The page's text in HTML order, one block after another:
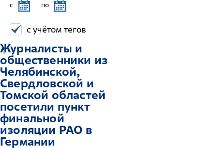
c по
с учётом тегов
1
Журналисты и
общественники из
Челябинской,
Свердловской и
Томской областей
посетили пункт
финальной
изоляции РАО в
Германии